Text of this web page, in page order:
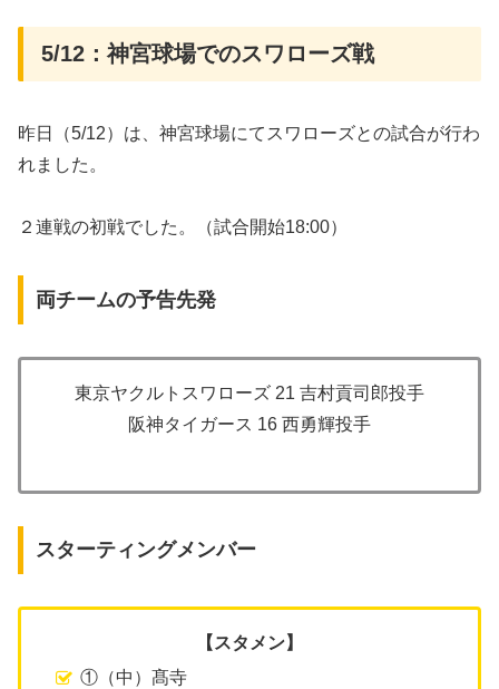
5/12：神宮球場でのスワローズ戦
昨日（5/12）は、神宮球場にてスワローズとの試合が行わ
れました。
２連戦の初戦でした。（試合開始18:00）
両チームの予告先発
東京ヤクルトスワローズ 21 吉村貢司郎投手
阪神タイガース 16 西勇輝投手
スターティングメンバー
【スタメン】
①（中）髙寺